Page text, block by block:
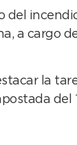
del
a cargo
la
del